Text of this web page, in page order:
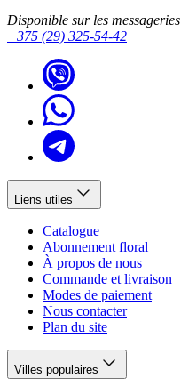
Disponible sur les messageries
+375 (29) 325-54-42
Liens utiles
Catalogue
Abonnement floral
À propos de nous
Commande et livraison
Modes de paiement
Nous contacter
Plan du site
Villes populaires